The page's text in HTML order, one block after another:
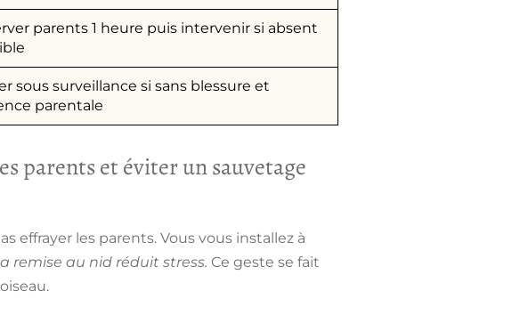
parents 1 heure puis intervenir si absent
sous surveillance si sans blessure et
parentale
parents et éviter un sauvetage
effrayer les parents. Vous vous installez à
remise au nid réduit stress. Ce geste se fait